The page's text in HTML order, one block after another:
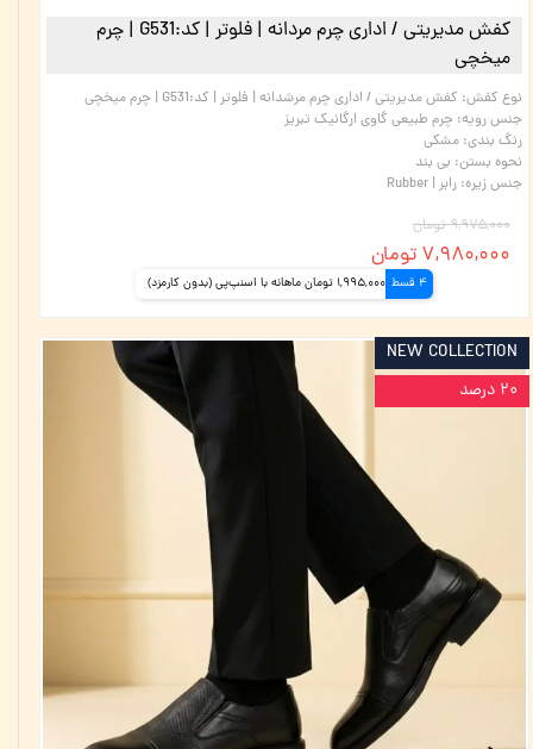
کفش مدیریتی / اداری چرم مردانه | فلوتر | کد:G531 | چرم
میخچی
نوع کفش: کفش مدیریتی / اداری چرم مرشدانه | فلوتر | کد:G531 | چرم میخچی
جنس رویه: چرم طبیعی گاوی ارگانیک تبریز
رنگ بندی: مشکی
نحوه بستن: بی بند
جنس زیره: رابر | Rubber
۹,۹۷۵,۰۰۰ تومان
۷,۹۸۰,۰۰۰ تومان
4 قسط 1,995,000 تومان ماهانه با اسنپ‌پی (بدون کارمزد)
NEW COLLECTION
۲۰ درصد